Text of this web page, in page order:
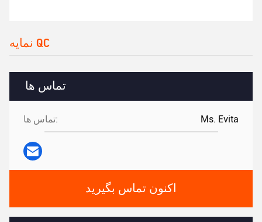
تماس ها
تماس ها: Ms. Evita
اکنون تماس بگیرید
نمایه QC